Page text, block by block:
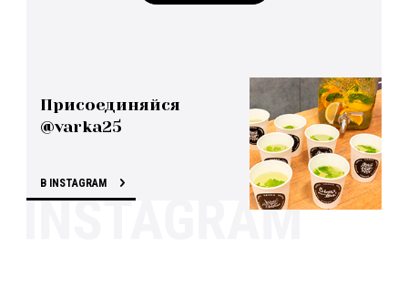
Присоединяйся
@varka25
В INSTAGRAM